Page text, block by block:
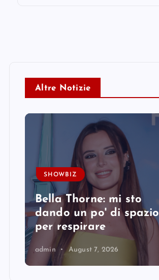
Altre Notizie
SHOWBIZ
Bella Thorne: mi sto
dando un po' di spazio
per respirare
admin August 7, 2026